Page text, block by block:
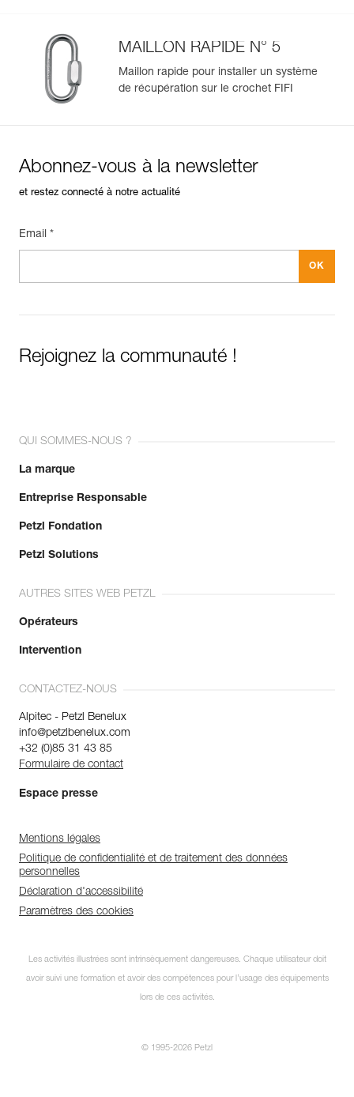
MAILLON RAPIDE N° 5
Maillon rapide pour installer un système
de récupération sur le crochet FIFI
Abonnez-vous à la newsletter
et restez connecté à notre actualité
Email *
Rejoignez la communauté !
QUI SOMMES-NOUS ?
La marque
Entreprise Responsable
Petzl Fondation
Petzl Solutions
AUTRES SITES WEB PETZL
Opérateurs
Intervention
CONTACTEZ-NOUS
Alpitec - Petzl Benelux
info@petzlbenelux.com
+32 (0)85 31 43 85
Formulaire de contact
Espace presse
Mentions légales
Politique de confidentialité et de traitement des données
personnelles
Déclaration d'accessibilité
Paramètres des cookies
Les activités illustrées sont intrinsèquement dangereuses. Chaque utilisateur doit
avoir suivi une formation et avoir des compétences pour l’usage des équipements
lors de ces activités.
© 1995-2026 Petzl